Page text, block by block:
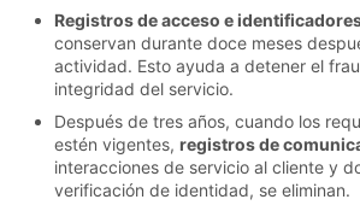
Registros de acceso e
conservan durante doce meses
actividad. Esto ayuda a detener el
integridad del servicio.
Después de tres años, cuando los
estén vigentes, registros de
interacciones de servicio al cliente y
verificación de identidad, se eliminan.